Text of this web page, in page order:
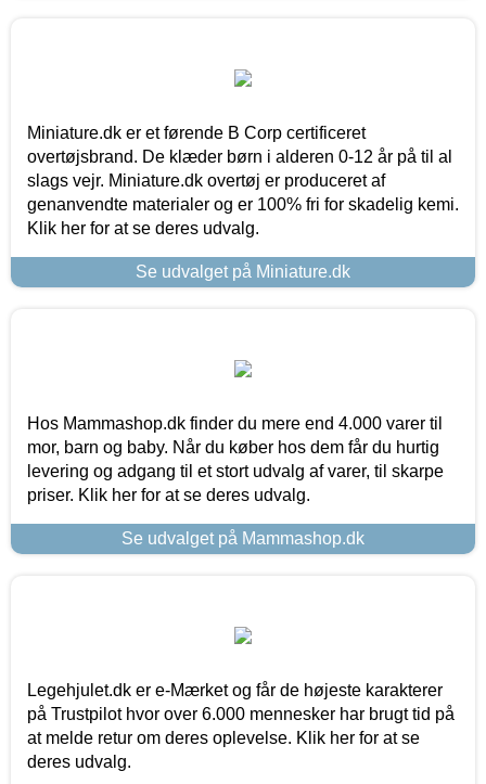
Miniature.dk er et førende B Corp certificeret
overtøjsbrand. De klæder børn i alderen 0-12 år på til al
slags vejr. Miniature.dk overtøj er produceret af
genanvendte materialer og er 100% fri for skadelig kemi.
Klik her for at se deres udvalg.
Se udvalget på Miniature.dk
Hos Mammashop.dk finder du mere end 4.000 varer til
mor, barn og baby. Når du køber hos dem får du hurtig
levering og adgang til et stort udvalg af varer, til skarpe
priser. Klik her for at se deres udvalg.
Se udvalget på Mammashop.dk
Legehjulet.dk er e-Mærket og får de højeste karakterer
på Trustpilot hvor over 6.000 mennesker har brugt tid på
at melde retur om deres oplevelse. Klik her for at se
deres udvalg.